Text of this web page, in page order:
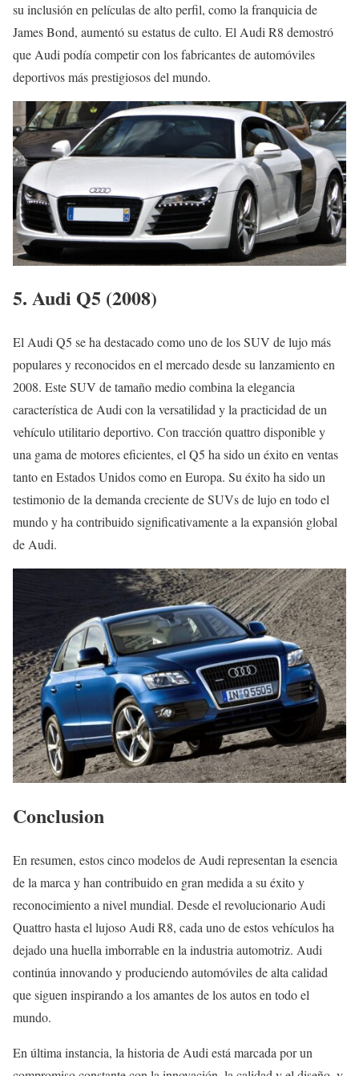
su inclusión en películas de alto perfil, como la franquicia de
James Bond, aumentó su estatus de culto. El Audi R8 demostró
que Audi podía competir con los fabricantes de automóviles
deportivos más prestigiosos del mundo.
5. Audi Q5 (2008)
El Audi Q5 se ha destacado como uno de los SUV de lujo más
populares y reconocidos en el mercado desde su lanzamiento en
2008. Este SUV de tamaño medio combina la elegancia
característica de Audi con la versatilidad y la practicidad de un
vehículo utilitario deportivo. Con tracción quattro disponible y
una gama de motores eficientes, el Q5 ha sido un éxito en ventas
tanto en Estados Unidos como en Europa. Su éxito ha sido un
testimonio de la demanda creciente de SUVs de lujo en todo el
mundo y ha contribuido significativamente a la expansión global
de Audi.
Conclusion
En resumen, estos cinco modelos de Audi representan la esencia
de la marca y han contribuido en gran medida a su éxito y
reconocimiento a nivel mundial. Desde el revolucionario Audi
Quattro hasta el lujoso Audi R8, cada uno de estos vehículos ha
dejado una huella imborrable en la industria automotriz. Audi
continúa innovando y produciendo automóviles de alta calidad
que siguen inspirando a los amantes de los autos en todo el
mundo.
En última instancia, la historia de Audi está marcada por un